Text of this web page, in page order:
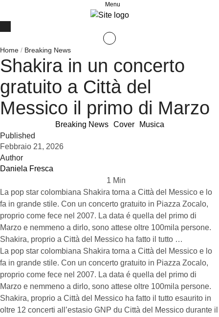
Menu
Home / Breaking News
Shakira in un concerto
gratuito a Città del
Messico il primo di Marzo
Breaking News Cover
Musica
Published
Febbraio 21, 2026
Author
Daniela Fresca
1 Min
La pop star colombiana Shakira torna a Città del Messico e lo
fa in grande stile. Con un concerto gratuito in Piazza Zocalo,
proprio come fece nel 2007. La data é quella del primo di
Marzo e nemmeno a dirlo, sono attese oltre 100mila persone.
Shakira, proprio a Città del Messico ha fatto il tutto …
La pop star colombiana Shakira torna a Città del Messico e lo
fa in grande stile. Con un concerto gratuito in Piazza Zocalo,
proprio come fece nel 2007. La data é quella del primo di
Marzo e nemmeno a dirlo, sono attese oltre 100mila persone.
Shakira, proprio a Città del Messico ha fatto il tutto esaurito in
oltre 12 concerti all’estasio GNP du Città del Messico durante il